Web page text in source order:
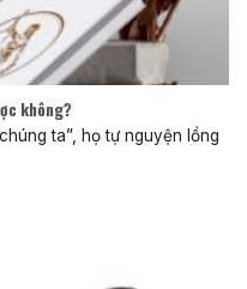
không?
ta”, họ tự nguyện lồng